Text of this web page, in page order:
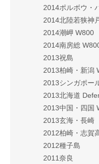
2014ポルボウ・
2014北陸若狭神
2014潮岬 W800
2014南房総
2013祝島
2013柏崎・新潟
2013シンガポー
2013北海道
2013中国・四国
2013玄海・長崎
2012柏崎・志賀
2012種子島
2011奈良